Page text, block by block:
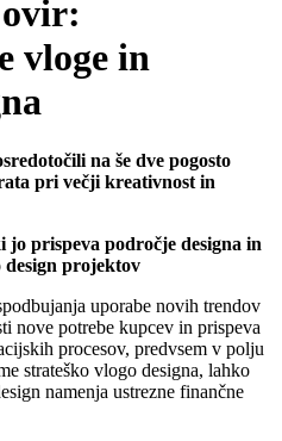
vloge in
na še dve pogosto
pri večji kreativnost in
prispeva področje designa in
projektov
uporabe novih trendov
nove potrebe kupcev in prispeva
procesov, predvsem v polju
strateško vlogo designa, lahko
namenja ustrezne finančne